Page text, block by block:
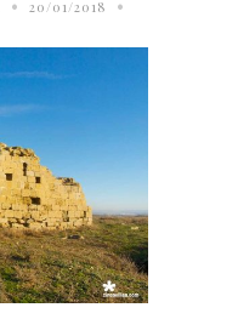
• 20/01/2018 •